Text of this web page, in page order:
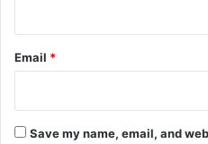
Email *
Save my name, email, and